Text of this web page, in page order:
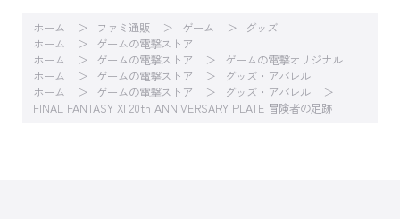
ホーム ファミ通販 ゲーム
グッズ
ホーム
ゲームの電撃ストア
ホーム
ゲームの電撃ストア
ゲームの電撃オリジナル
ホーム
ゲームの電撃ストア
グッズ・アパレル
ホーム
ゲームの電撃ストア
グッズ・アパレル
FINAL FANTASY XI 20th ANNIVERSARY PLATE 冒険者の足跡